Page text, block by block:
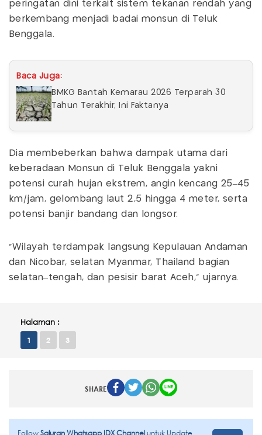
peringatan dini terkait sistem tekanan rendah yang
berkembang menjadi badai monsun di Teluk
Benggala.
Baca Juga:
BMKG Bantah Kemarau 2026 Terparah 30
Tahun Terakhir, Ini Faktanya
Dia membeberkan bahwa dampak utama dari
keberadaan Monsun di Teluk Benggala yakni
potensi curah hujan ekstrem, angin kencang 25–45
km/jam, gelombang laut 2,5 hingga 4 meter, serta
potensi banjir bandang dan longsor.
“Wilayah terdampak langsung Kepulauan Andaman
dan Nicobar, selatan Myanmar, Thailand bagian
selatan–tengah, dan pesisir barat Aceh,” ujarnya.
Halaman :
1 2 3
SHARE